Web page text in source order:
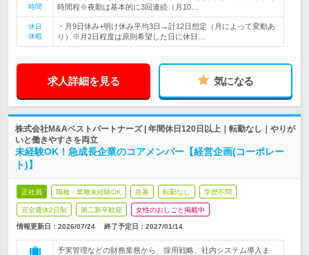
時間
時間程※夜勤は基本的に3回連続（月10…
休日
休暇
・月9日休み+明け休み平均3日→計12日想定（月によって変動あ
り）※月2日程度は原則希望した日に休日…
求人詳細を見る 気になる
株式会社M&Aベストパートナーズ | 年間休日120日以上｜転勤なし｜やりが
いと働きやすさを両立
未経験OK！急成長企業のコアメンバー【経営企画(コーポレー
ト)】
正社員 職種・業種未経験OK 急募 転勤なし 学歴不問
完全週休2日制 第二新卒歓迎 女性のおしごと掲載中
情報更新日：2026/07/24 終了予定日： 2027/01/14
予実管理などの財務業務から、採用戦略、社内システム導入ま